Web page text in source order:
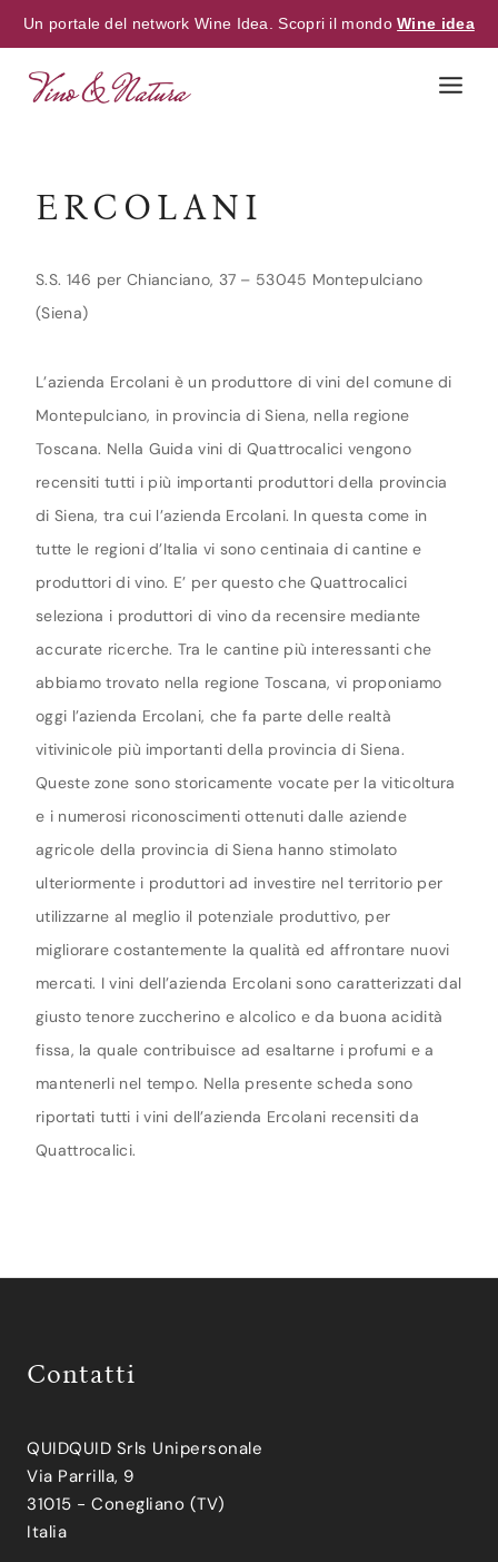
Un portale del network Wine Idea. Scopri il mondoWine idea
ERCOLANI
S.S. 146 per Chianciano, 37 – 53045 Montepulciano
(Siena)
L’azienda Ercolani è un produttore di vini del comune di
Montepulciano, in provincia di Siena, nella regione
Toscana. Nella Guida vini di Quattrocalici vengono
recensiti tutti i più importanti produttori della provincia
di Siena, tra cui l’azienda Ercolani. In questa come in
tutte le regioni d’Italia vi sono centinaia di cantine e
produttori di vino. E’ per questo che Quattrocalici
seleziona i produttori di vino da recensire mediante
accurate ricerche. Tra le cantine più interessanti che
abbiamo trovato nella regione Toscana, vi proponiamo
oggi l’azienda Ercolani, che fa parte delle realtà
vitivinicole più importanti della provincia di Siena.
Queste zone sono storicamente vocate per la viticoltura
e i numerosi riconoscimenti ottenuti dalle aziende
agricole della provincia di Siena hanno stimolato
ulteriormente i produttori ad investire nel territorio per
utilizzarne al meglio il potenziale produttivo, per
migliorare costantemente la qualità ed affrontare nuovi
mercati. I vini dell’azienda Ercolani sono caratterizzati dal
giusto tenore zuccherino e alcolico e da buona acidità
fissa, la quale contribuisce ad esaltarne i profumi e a
mantenerli nel tempo. Nella presente scheda sono
riportati tutti i vini dell’azienda Ercolani recensiti da
Quattrocalici.
Contatti
QUIDQUID Srls Unipersonale
Via Parrilla, 9
31015 - Conegliano (TV)
Italia